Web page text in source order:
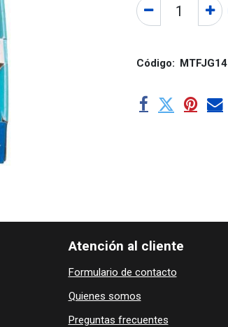
Código: MTFJG14
Atención al cliente
Formulario de contacto
Quienes ​som​​​os
Preguntas frecuentes